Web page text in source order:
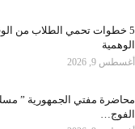
5 خطوات تحمي الطلاب من
الوهمية
أغسطس 9, 2026
محاضرة مفتي الجمهورية ”
الفوج…